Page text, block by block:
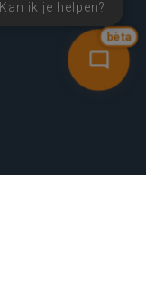
bèta
Kan ik je helpen?